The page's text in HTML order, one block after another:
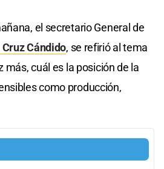
el secretario General de
Cándido, se refirió al tema
más, cuál es la posición de la
como producción,